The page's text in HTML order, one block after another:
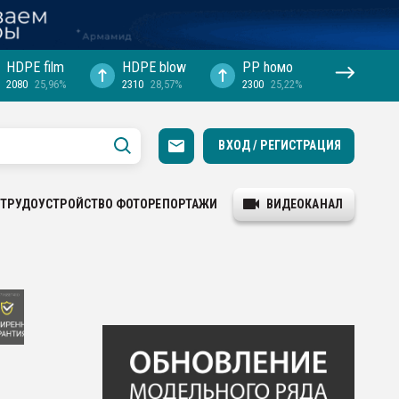
HDPE film
2080 25,96%
HDPE blow
2310 28,57%
PP hомо
2300 25,22%
ВХОД / РЕГИСТРАЦИЯ
ТРУДОУСТРОЙСТВО ФОТОРЕПОРТАЖИ ВИДЕОКАНАЛ